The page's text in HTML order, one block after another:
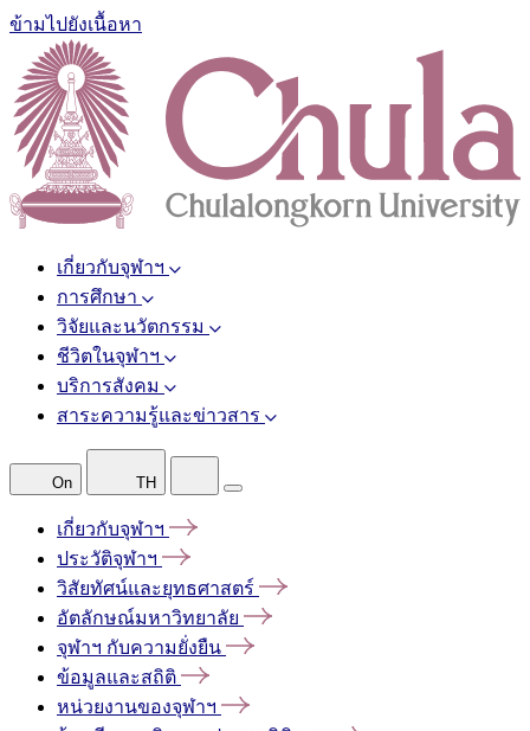
ข้ามไปยังเนื้อหา
เกี่ยวกับจุฬาฯ
การศึกษา
วิจัยและนวัตกรรม
ชีวิตในจุฬาฯ
บริการสังคม
สาระความรู้และข่าวสาร
On TH
เกี่ยวกับจุฬาฯ
ประวัติจุฬาฯ
วิสัยทัศน์และยุทธศาสตร์
อัตลักษณ์มหาวิทยาลัย
จุฬาฯ กับความยั่งยืน
ข้อมูลและสถิติ
หน่วยงานของจุฬาฯ